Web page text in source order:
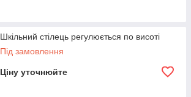
Шкільний стілець регулюється по висоті
Під замовлення
Ціну уточнюйте